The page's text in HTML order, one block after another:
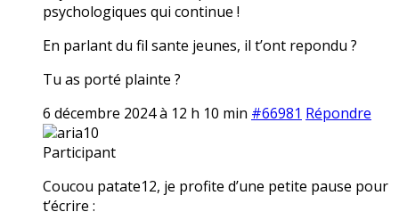
psychologiques qui continue !
En parlant du fil sante jeunes, il t’ont repondu ?
Tu as porté plainte ?
6 décembre 2024 à 12 h 10 min #66981 Répondre
aria10
Participant
Coucou patate12, je profite d’une petite pause pour
t’écrire :